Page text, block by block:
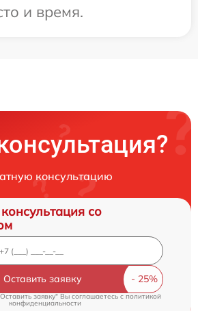
и время.
консультацию
со
Оставить заявку
заявку" Вы соглашаетесь c политикой
конфиденциальности